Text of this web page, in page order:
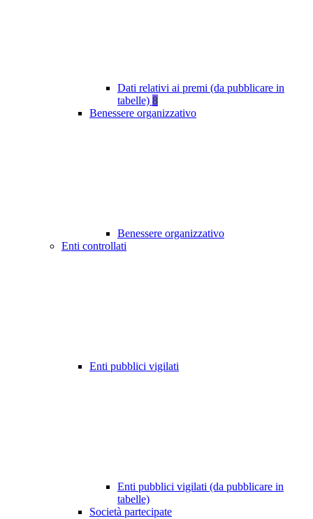
Dati relativi ai premi (da pubblicare in
tabelle) 8
Benessere organizzativo
Benessere organizzativo
Enti controllati
Enti pubblici vigilati
Enti pubblici vigilati (da pubblicare in
tabelle)
Società partecipate